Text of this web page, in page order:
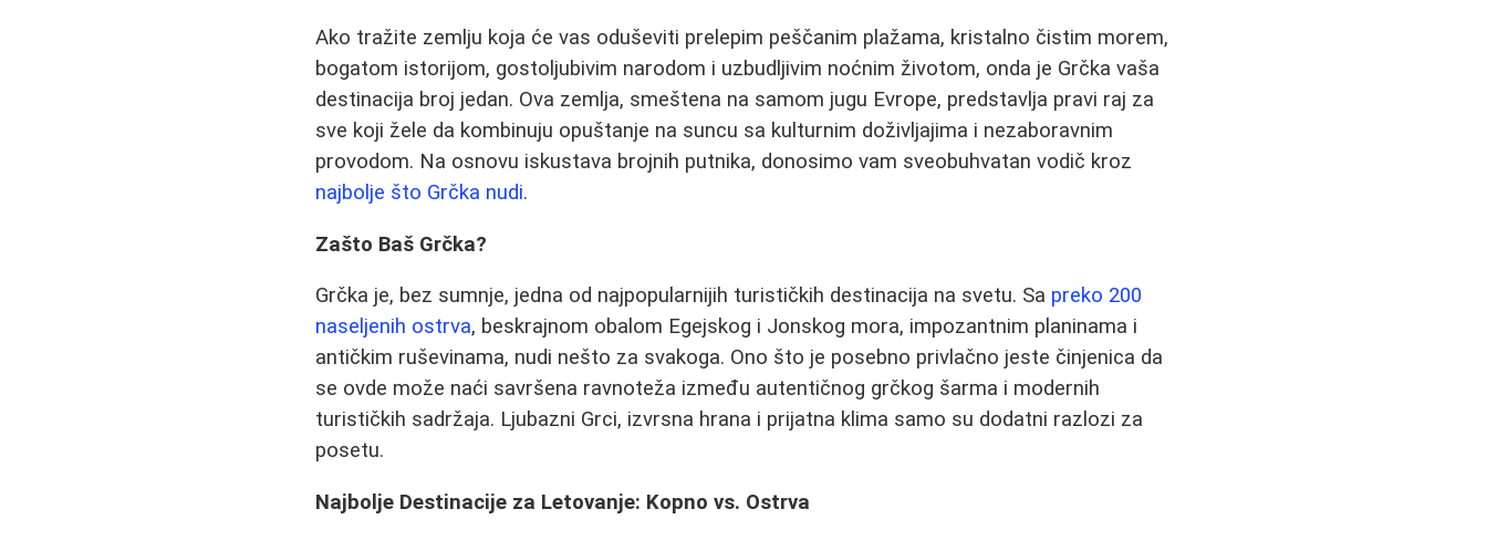
Ako tražite zemlju koja će vas oduševiti prelepim peščanim plažama, kristalno čistim morem,
bogatom istorijom, gostoljubivim narodom i uzbudljivim noćnim životom, onda je Grčka vaša
destinacija broj jedan. Ova zemlja, smeštena na samom jugu Evrope, predstavlja pravi raj za
sve koji žele da kombinuju opuštanje na suncu sa kulturnim doživljajima i nezaboravnim
provodom. Na osnovu iskustava brojnih putnika, donosimo vam sveobuhvatan vodič kroz
najbolje što Grčka nudi.
Zašto Baš Grčka?
Grčka je, bez sumnje, jedna od najpopularnijih turističkih destinacija na svetu. Sa preko 200
naseljenih ostrva, beskrajnom obalom Egejskog i Jonskog mora, impozantnim planinama i
antičkim ruševinama, nudi nešto za svakoga. Ono što je posebno privlačno jeste činjenica da
se ovde može naći savršena ravnoteža između autentičnog grčkog šarma i modernih
turističkih sadržaja. Ljubazni Grci, izvrsna hrana i prijatna klima samo su dodatni razlozi za
posetu.
Najbolje Destinacije za Letovanje: Kopno vs. Ostrva